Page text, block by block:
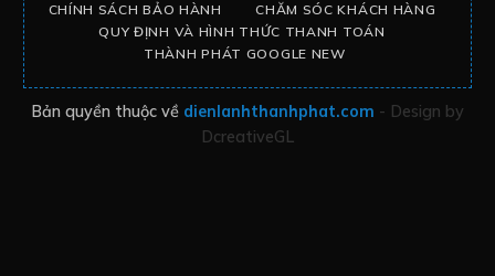
CHÍNH SÁCH BẢO HÀNH
CHĂM SÓC KHÁCH HÀNG
QUY ĐỊNH VÀ HÌNH THỨC THANH TOÁN
THÀNH PHÁT GOOGLE NEW
Bản quyền thuộc về dienlanhthanhphat.com - Design by
DcreativeGL